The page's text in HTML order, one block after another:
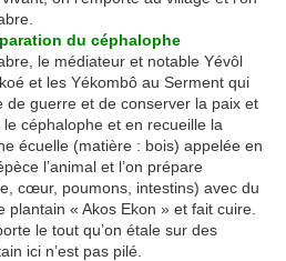
du céphalophe
le médiateur et notable Yévôl
et les Yékombô au Serment qui
de guerre et de conserver la paix et
céphalophe et en recueille la
écuelle (matière : bois) appelée en
l’animal et l’on prépare
cœur, poumons, intestins) avec du
« Akos Ekon » et fait cuire.
le tout qu’on étale sur des
ici n’est pas pilé.